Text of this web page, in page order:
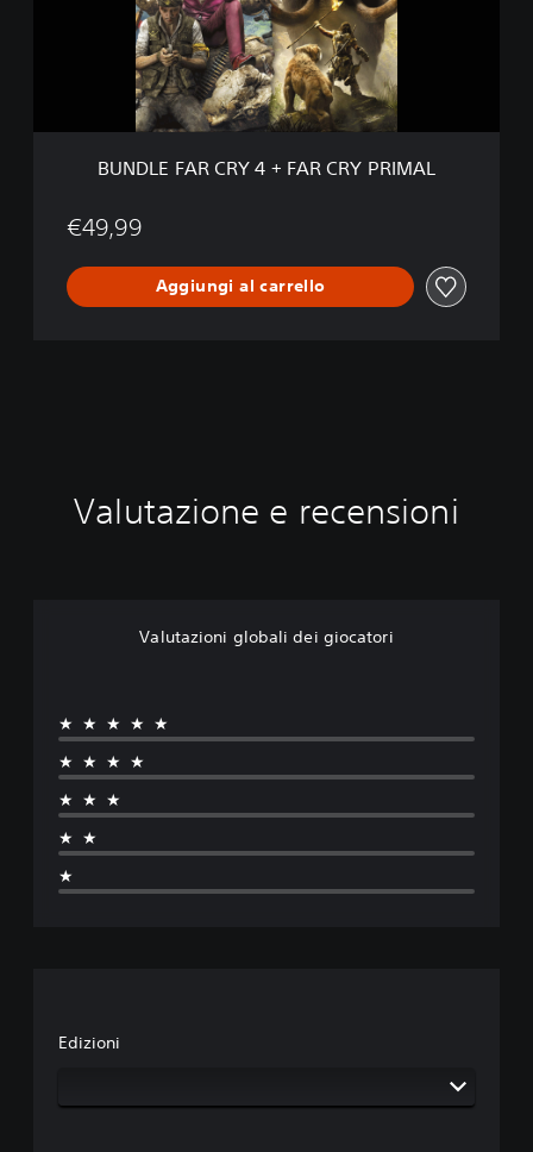
Y
BUNDLE FAR CRY 4 + FAR CRY PRIMAL
€49,99
Aggiungi al carrello
Valutazione e recensioni
Valutazioni globali dei giocatori
★★★★★
★★★★
★★★
★★
★
Edizioni